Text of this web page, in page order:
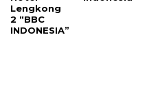
Lengkong
2 “BBC
INDONESIA”